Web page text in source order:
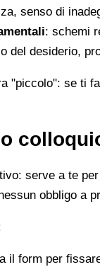
senso di
: schemi
del desiderio,
"piccolo": se ti
serve a te
obbligo a
il form per